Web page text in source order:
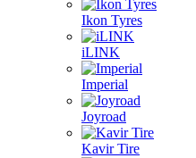
Ikon Tyres
iLINK
Imperial
Joyroad
Kavir Tire